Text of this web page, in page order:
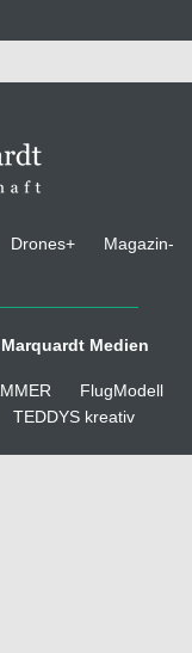
Drones+
Magazin-
Medien
FlugModell
TEDDYS kreativ